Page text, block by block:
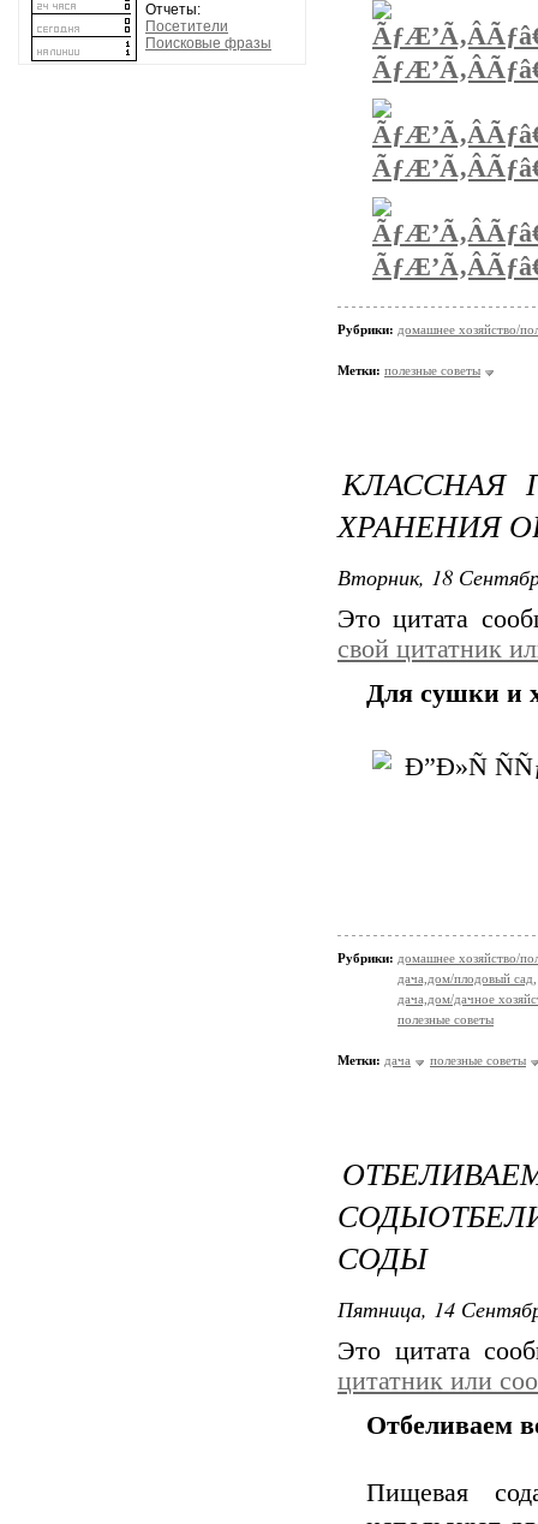
Отчеты:
Посетители
Поисковые фразы
Рубрики: домашнее хозяйство/
Метки: полезные советы
КЛАССНАЯ
ХРАНЕНИЯ
Вторник, 18
Это цитата
свой цитатник
Для сушки и
Рубрики: домашнее хозяйство/
дача,дом/плодовый сад,
дача,дом/дачное
полезные советы
Метки: дача полезные советы
СОДЫ
Пятница, 14
Это цитата
цитатник или
Отбеливаем
Пищевая